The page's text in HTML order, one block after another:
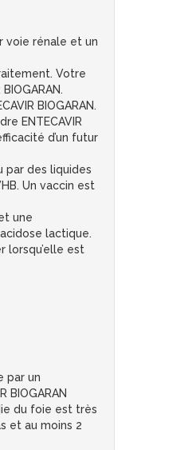
voie rénale et un
Votre
BIOGARAN.
ENTECAVIR
d’un futur
par des liquides
Un vaccin est
une
lactique.
lorsqu’elle est
par un
du foie est très
et au moins 2